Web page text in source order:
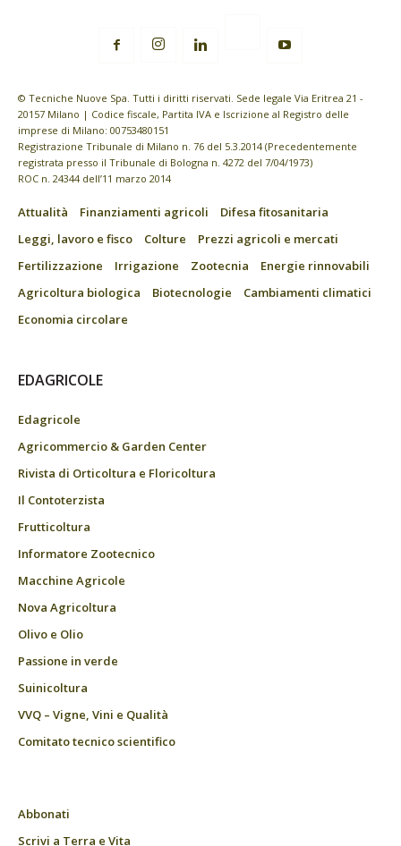
© Tecniche Nuove Spa. Tutti i diritti riservati. Sede legale Via Eritrea 21 -
20157 Milano | Codice fiscale, Partita IVA e Iscrizione al Registro delle
imprese di Milano: 00753480151
Registrazione Tribunale di Milano n. 76 del 5.3.2014 (Precedentemente
registrata presso il Tribunale di Bologna n. 4272 del 7/04/1973)
ROC n. 24344 dell’11 marzo 2014
Attualità Finanziamenti agricoli
Difesa fitosanitaria
Leggi, lavoro e fisco
Colture
Prezzi agricoli e mercati
Fertilizzazione
Irrigazione Zootecnia
Energie rinnovabili
Agricoltura biologica
Biotecnologie
Cambiamenti climatici
Economia circolare
EDAGRICOLE
Edagricole
Agricommercio & Garden Center
Rivista di Orticoltura e Floricoltura
Il Contoterzista
Frutticoltura
Informatore Zootecnico
Macchine Agricole
Nova Agricoltura
Olivo e Olio
Passione in verde
Suinicoltura
VVQ – Vigne, Vini e Qualità
Comitato tecnico scientifico
Abbonati
Scrivi a Terra e Vita